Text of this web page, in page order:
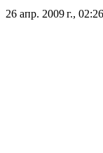
26 апр. 2009 г.,